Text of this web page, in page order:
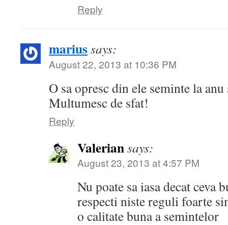
Reply
mariussays:
August 22, 2013 at 10:36 PM
O sa opresc din ele seminte la anu
Multumesc de sfat!
Reply
Valeriansays:
August 23, 2013 at 4:57 PM
Nu poate sa iasa decat ceva
respecti niste reguli foarte
o calitate buna a semintelor